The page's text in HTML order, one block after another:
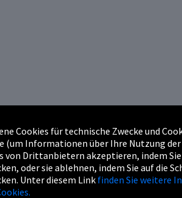
Cookies für technische Zwecke und
(um Informationen über Ihre Nutzung
von Drittanbietern akzeptieren, indem
oder sie ablehnen, indem Sie auf die
Unter diesem Link finden Sie weitere